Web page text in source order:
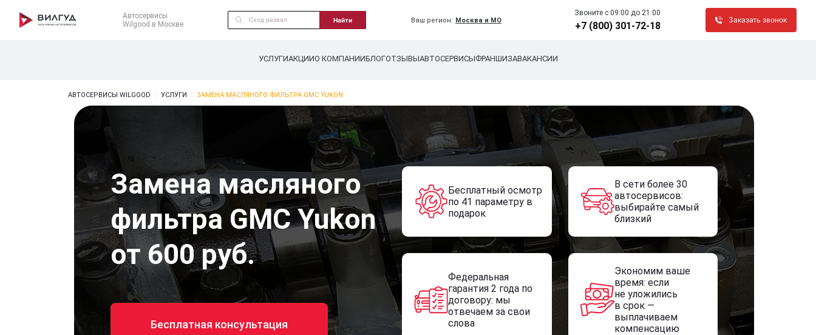
Автосервисы
Wilgood в Москве
Найти Ваш регион: Москва и МО
Звоните c 09:00 до 21:00
+7 (800) 301-72-18
Заказать звонок
УСЛУГИАКЦИИО КОМПАНИИБЛОГОТЗЫВЫАВТОСЕРВИСЫФРАНШИЗАВАКАНСИИ
АВТОСЕРВИСЫ WILGOOD УСЛУГИ ЗАМЕНА МАСЛЯНОГО ФИЛЬТРА GMC YUKON
Замена масляного
фильтра GMC Yukon
от 600 руб.
Бесплатная консультация
Бесплатный осмотр
по 41 параметру в
подарок
В сети более 30
автосервисов:
выбирайте самый
близкий
Федеральная
гарантия 2 года по
договору: мы
отвечаем за свои
слова
Экономим ваше
время: если
не уложились
в срок —
выплачиваем
компенсацию